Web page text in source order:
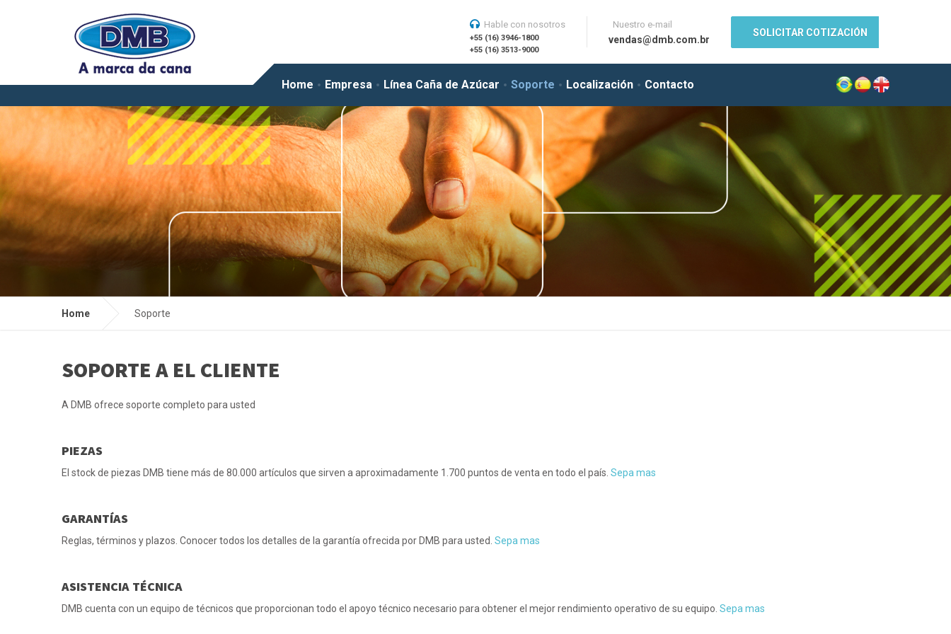
Home Empresa Línea Caña de Azúcar Soporte Localización Contacto
Hable con nosotros
+55 (16) 3946-1800
+55 (16) 3513-9000
Nuestro e-mail
vendas@dmb.com.br
SOLICITAR COTIZACIÓN
Home Soporte
SOPORTE A EL CLIENTE
A DMB ofrece soporte completo para usted
PIEZAS
El stock de piezas DMB tiene más de 80.000 artículos que sirven a aproximadamente 1.700 puntos de venta en todo el país. Sepa mas
GARANTÍAS
Reglas, términos y plazos. Conocer todos los detalles de la garantía ofrecida por DMB para usted. Sepa mas
ASISTENCIA TÉCNICA
DMB cuenta con un equipo de técnicos que proporcionan todo el apoyo técnico necesario para obtener el mejor rendimiento operativo de su equipo. Sepa mas